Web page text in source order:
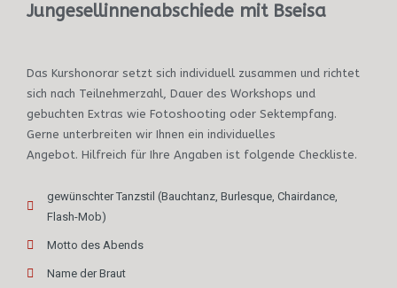
Jungesellinnenabschiede mit Bseisa
Das Kurshonorar setzt sich individuell zusammen und richtet
sich nach Teilnehmerzahl, Dauer des Workshops und
gebuchten Extras wie Fotoshooting oder Sektempfang.
Gerne unterbreiten wir Ihnen ein individuelles
Angebot. Hilfreich für Ihre Angaben ist folgende Checkliste.
gewünschter Tanzstil (Bauchtanz, Burlesque, Chairdance,
Flash-Mob)
Motto des Abends
Name der Braut